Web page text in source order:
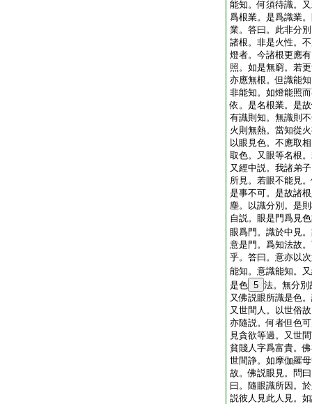
能知。何須待識。
爲根業。是爲識業
業。答曰。此非分
諸根。非是火性。
燈者。今諸根更應
照。如是無窮。若
亦應無根。但識能
非能知。如燈能照
依。是名根業。是
有識則知。無識則
火則無熱。當知從
以眼見色。不應取
取色。又眼等名根
又經中説。我諸弟
所見。若眼不能見
是事不可。是故諸
塵。以識分別。是
自説。眼是門爲見
眼爲門。識於中見
意是門。爲知法故
乎。答曰。意亦以
能知。意識能知。
是色 5 法。無分別
又佛説眼所識是色
又世間人。以世俗
亦隨説。何者但色
見貪欲等過。又世
貧賤人字爲富貴。
世間諍。如摩伽羅
故。佛説眼見。問
曰。隨眼識所因。
説彼人見此人見。